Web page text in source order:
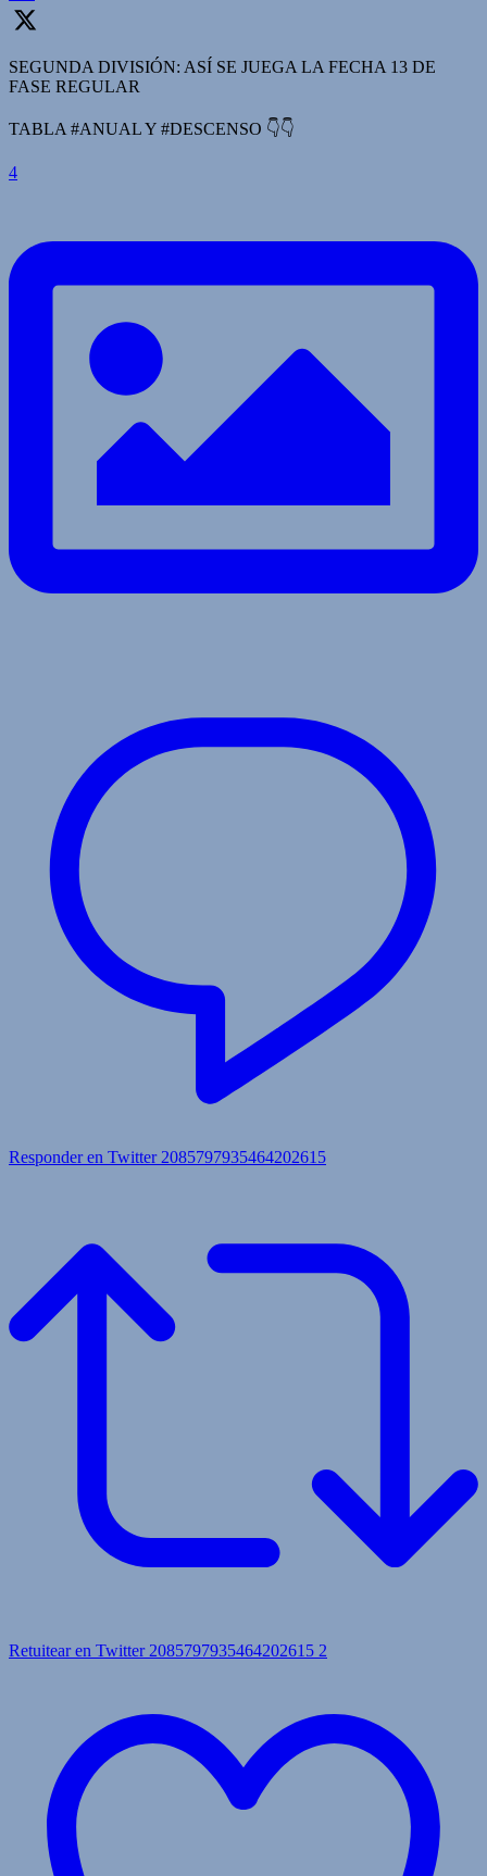
SEGUNDA DIVISIÓN: ASÍ SE JUEGA LA FECHA 13 DE
FASE REGULAR
TABLA #ANUAL Y #DESCENSO 👇👇
4
Responder en Twitter 2085797935464202615
Retuitear en Twitter 2085797935464202615 2